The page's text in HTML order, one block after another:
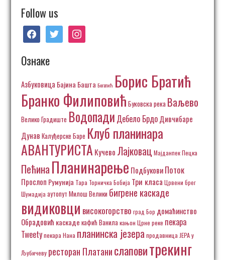
Follow us
facebooktwitter instagram
Ознаке
Азбуковица Бајина Башта Богатић Борис Братић
Бранко Филиповић Буковска река Ваљево
Велико Градиште Водопади Дебело БрдоДивчибаре
Дунав Калуђерске Баре Клуб планинара
АВАНТУРИСТА Кучево Лајковац Мајданпек Пецка
Пећина Планинарење ПодбуковиПоток
Прослоп Румунија Тара Торничка Бобија Три класа Црвени брег
Шумадија аутопут Милош Велики бигрене каскаде
видиковци високогорство град Бор домаћинство
Обрадовић каскаде кафић Ванила кањон Црне реке пекара
Tweetyпекара Нана планинска језера продавница ЈЕРА у
Љубичеву ресторан Платанислаповитрекинг